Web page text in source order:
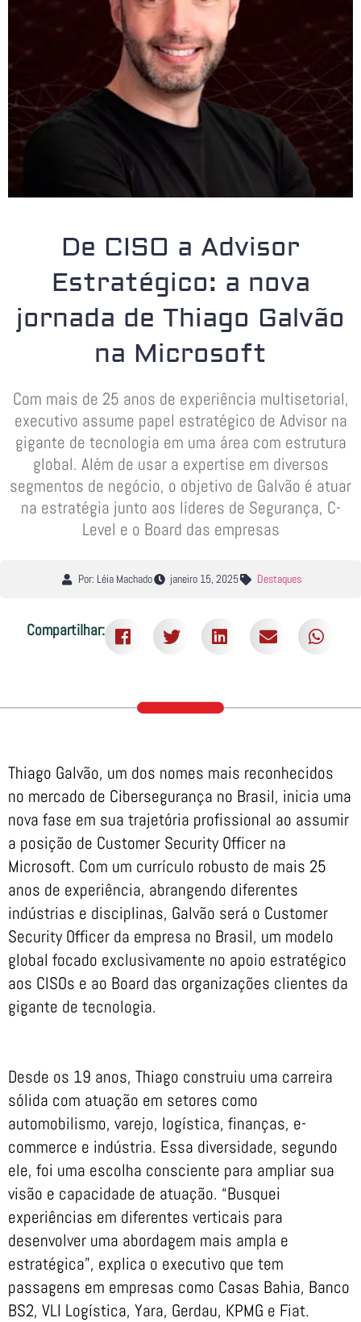
De CISO a Advisor
Estratégico: a nova
jornada de Thiago Galvão
na Microsoft
Com mais de 25 anos de experiência multisetorial,
executivo assume papel estratégico de Advisor na
gigante de tecnologia em uma área com estrutura
global. Além de usar a expertise em diversos
segmentos de negócio, o objetivo de Galvão é atuar
na estratégia junto aos líderes de Segurança, C-
Level e o Board das empresas
Por: Léia Machado janeiro 15, 2025 Destaques
Compartilhar:
Thiago Galvão, um dos nomes mais reconhecidos
no mercado de Cibersegurança no Brasil, inicia uma
nova fase em sua trajetória profissional ao assumir
a posição de Customer Security Officer na
Microsoft. Com um currículo robusto de mais 25
anos de experiência, abrangendo diferentes
indústrias e disciplinas, Galvão será o Customer
Security Officer da empresa no Brasil, um modelo
global focado exclusivamente no apoio estratégico
aos CISOs e ao Board das organizações clientes da
gigante de tecnologia.
Desde os 19 anos, Thiago construiu uma carreira
sólida com atuação em setores como
automobilismo, varejo, logística, finanças, e-
commerce e indústria. Essa diversidade, segundo
ele, foi uma escolha consciente para ampliar sua
visão e capacidade de atuação. “Busquei
experiências em diferentes verticais para
desenvolver uma abordagem mais ampla e
estratégica”, explica o executivo que tem
passagens em empresas como Casas Bahia, Banco
BS2, VLI Logística, Yara, Gerdau, KPMG e Fiat.